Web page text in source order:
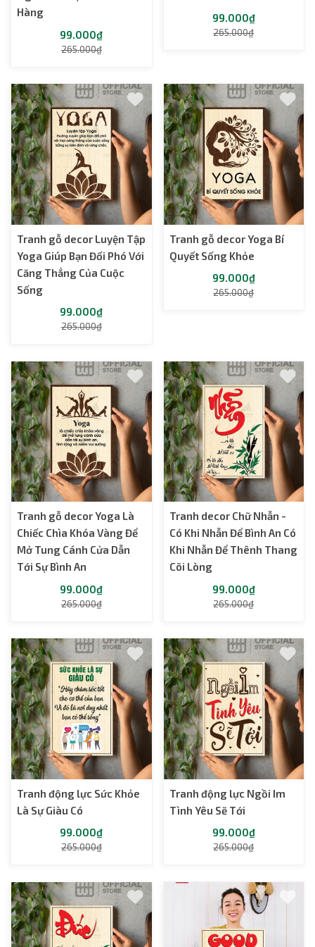
Hàng
99.000₫
265.000₫
99.000₫
265.000₫
Tranh gỗ decor Luyện Tập
Yoga Giúp Bạn Đối Phó Với
Căng Thẳng Của Cuộc
Sống
99.000₫
265.000₫
Tranh gỗ decor Yoga Bí
Quyết Sống Khỏe
99.000₫
265.000₫
Tranh gỗ decor Yoga Là
Chiếc Chìa Khóa Vàng Để
Mở Tung Cánh Cửa Dẫn
Tới Sự Bình An
99.000₫
265.000₫
Tranh decor Chữ Nhẫn -
Có Khi Nhẫn Để Bình An Có
Khi Nhẫn Để Thênh Thang
Cõi Lòng
99.000₫
265.000₫
Tranh động lực Sức Khỏe
Là Sự Giàu Có
99.000₫
265.000₫
Tranh động lực Ngồi Im
Tình Yêu Sẽ Tới
99.000₫
265.000₫